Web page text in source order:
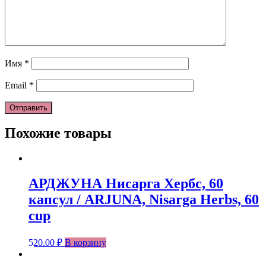
Имя *
Email *
Похожие товары
АРДЖУНА Нисарга Хербс, 60
капсул / ARJUNA, Nisarga Herbs, 60
cup
520.00 ₽ В корзину